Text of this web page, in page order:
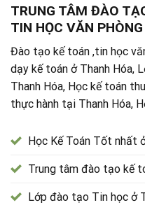
TRUNG TÂM ĐÀO
TIN HỌC VĂN
Đào tạo kế toán ,tin học
dạy kế toán ở Thanh Hóa,
Thanh Hóa, Học kế toán
thực hành tại Thanh Hóa,
Học Kế Toán Tốt nhất
Trung tâm đào tạo kế
Lớp đào tạo Tin học ở